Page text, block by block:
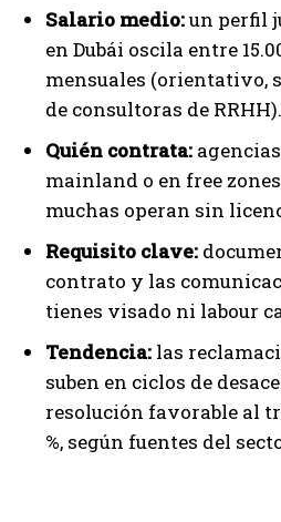
Salario medio:un perfil
en Dubái oscila entre
mensuales (orientativo,
de consultoras de RRHH).
Quién contrata:
mainland o en free zones
muchas operan sin
Requisito clave:
contrato y las
tienes visado ni labour
Tendencia: las
suben en ciclos de
resolución favorable al
%, según fuentes del